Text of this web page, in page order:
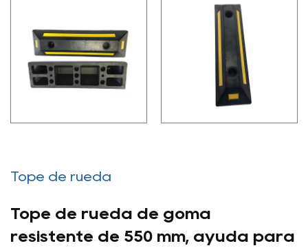
Tope de rueda
Tope de rueda de goma
resistente de 550 mm, ayuda para